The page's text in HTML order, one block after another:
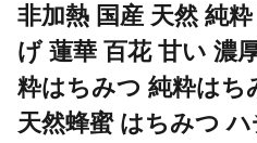
非加熱 国産 天然 純
げ 蓮華 百花 甘い 濃
粋はちみつ 純粋はち
天然蜂蜜 はちみつ